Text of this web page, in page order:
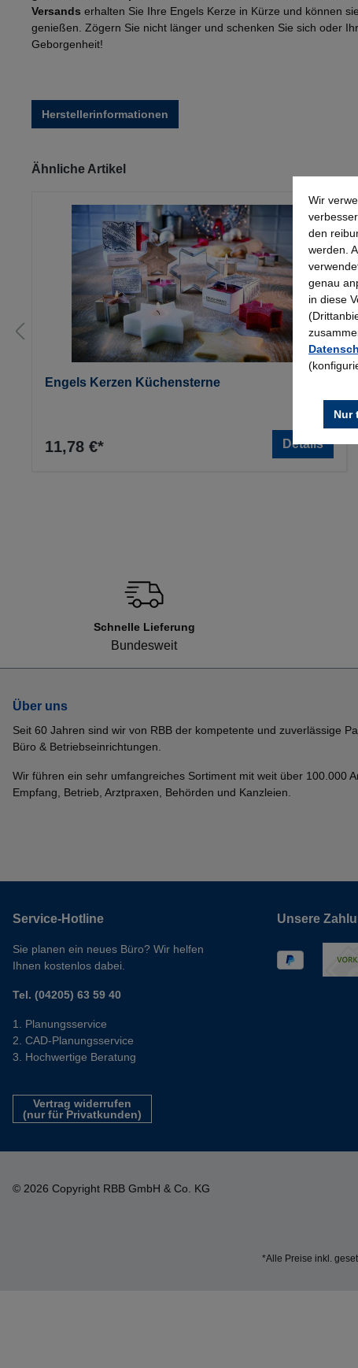
Versands erhalten Sie Ihre Engels Kerze in Kürze und können
genießen. Zögern Sie nicht länger und schenken Sie sich oder
Geborgenheit!
Herstellerinformationen
Produktgalerie überspringen
Ähnliche Artikel
Engels Kerzen Küchensterne
11,78 €* Details
Schnelle Lieferung
Bundesweit
Über uns
Seit 60 Jahren sind wir von RBB der kompetente und zuverlässige
Büro & Betriebseinrichtungen.
Wir führen ein sehr umfangreiches Sortiment mit weit über 100.000
Empfang, Betrieb, Arztpraxen, Behörden und Kanzleien.
Service-Hotline
Sie planen ein neues Büro? Wir helfen
Ihnen kostenlos dabei.
Tel. (04205) 63 59 40
Planungsservice
CAD-Planungsservice
Hochwertige Beratung
Vertrag widerrufen
(nur für Privatkunden)
Unsere
© 2026 Copyright RBB GmbH & Co. KG
*Alle Preise inkl.
Wir
den
werden.
genau
in diese
Nur